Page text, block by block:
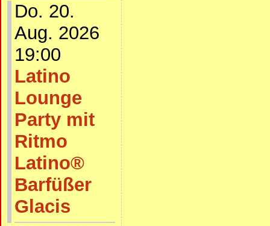
Do. 20.
Aug. 2026
19:00
Latino
Lounge
Party mit
Ritmo
Latino®
Barfüßer
Glacis